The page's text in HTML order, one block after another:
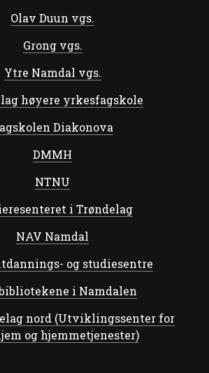
Olav Duun vgs.
Grong vgs.
Ytre Namdal vgs.
høyere yrkesfagskole
Diakonova
DMMH
NTNU
i Trøndelag
NAV Namdal
og studiesentre
i Namdalen
nord (Utviklingssenter for
og hjemmetjenester)